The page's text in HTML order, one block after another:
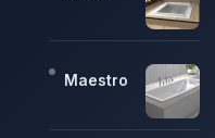
Maestro